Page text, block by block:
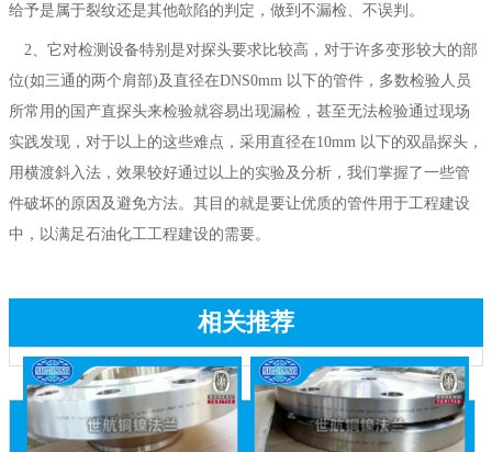
给予是属于裂纹还是其他欹陷的判定，做到不漏检、不误判。
2、它对检测设备特别是对探头要求比较高，对于许多变形较大的部
位(如三通的两个肩部)及直径在DNS0mm 以下的管件，多数检验人员
所常用的国产直探头来检验就容易出现漏检，甚至无法检验通过现场
实践发现，对于以上的这些难点，采用直径在10mm 以下的双晶探头，
用横渡斜入法，效果较好通过以上的实验及分析，我们掌握了一些管
件破坏的原因及避免方法。其目的就是要让优质的管件用于工程建设
中，以满足石油化工工程建设的需要。
相关推荐